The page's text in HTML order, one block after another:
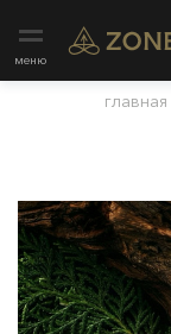
меню
главная